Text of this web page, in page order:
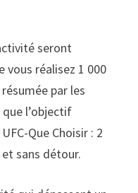
seront
vous réalisez 1 000
par les
l’objectif
Que Choisir : 2
sans détour.